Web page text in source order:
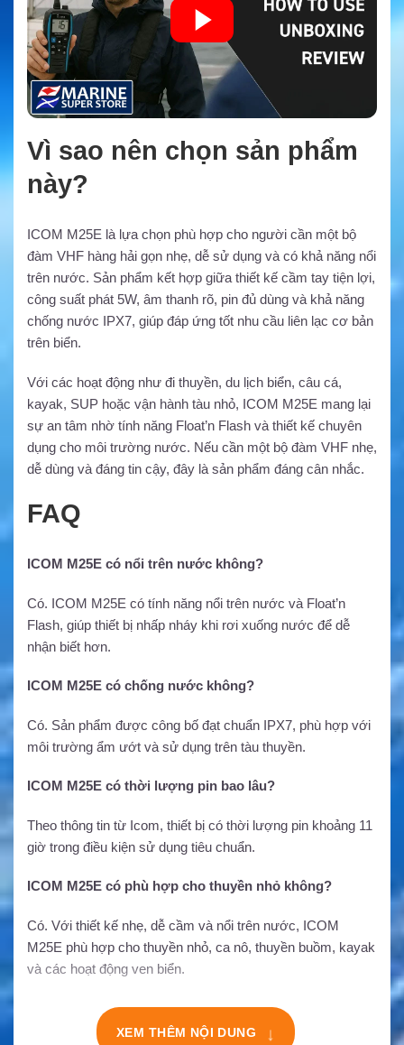
Vì sao nên chọn sản phẩm
này?
ICOM M25E là lựa chọn phù hợp cho người cần một bộ
đàm VHF hàng hải gọn nhẹ, dễ sử dụng và có khả năng nổi
trên nước. Sản phẩm kết hợp giữa thiết kế cầm tay tiện lợi,
công suất phát 5W, âm thanh rõ, pin đủ dùng và khả năng
chống nước IPX7, giúp đáp ứng tốt nhu cầu liên lạc cơ bản
trên biển.
Với các hoạt động như đi thuyền, du lịch biển, câu cá,
kayak, SUP hoặc vận hành tàu nhỏ, ICOM M25E mang lại
sự an tâm nhờ tính năng Float’n Flash và thiết kế chuyên
dụng cho môi trường nước. Nếu cần một bộ đàm VHF nhẹ,
dễ dùng và đáng tin cậy, đây là sản phẩm đáng cân nhắc.
FAQ
ICOM M25E có nổi trên nước không?
Có. ICOM M25E có tính năng nổi trên nước và Float’n
Flash, giúp thiết bị nhấp nháy khi rơi xuống nước để dễ
nhận biết hơn.
ICOM M25E có chống nước không?
Có. Sản phẩm được công bố đạt chuẩn IPX7, phù hợp với
môi trường ẩm ướt và sử dụng trên tàu thuyền.
ICOM M25E có thời lượng pin bao lâu?
Theo thông tin từ Icom, thiết bị có thời lượng pin khoảng 11
giờ trong điều kiện sử dụng tiêu chuẩn.
ICOM M25E có phù hợp cho thuyền nhỏ không?
Có. Với thiết kế nhẹ, dễ cầm và nổi trên nước, ICOM
M25E phù hợp cho thuyền nhỏ, ca nô, thuyền buồm, kayak
và các hoạt động ven biển.
XEM THÊM NỘI DUNG ↓